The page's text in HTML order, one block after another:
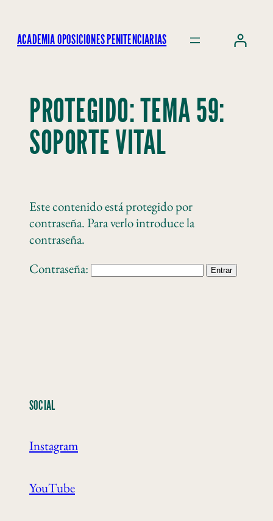
ACADEMIA OPOSICIONES PENITENCIARIAS
PROTEGIDO: TEMA 59:
SOPORTE VITAL
Este contenido está protegido por
contraseña. Para verlo introduce la
contraseña.
Contraseña:
SOCIAL
Instagram
YouTube